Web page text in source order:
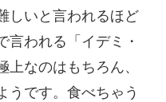
しいと言われるほど
言われる「イデミ・
なのはもちろん、
うです。食べちゃう